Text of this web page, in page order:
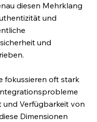
diesen Mehrklang
und
und
fokussieren oft stark
Verfügbarkeit von
Dimensionen